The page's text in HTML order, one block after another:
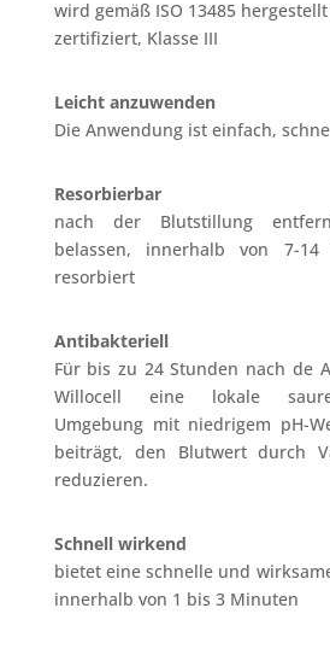
wird gemäß ISO 13485
zertifiziert, Klasse III
Leicht anzuwenden
Die Anwendung ist einfach,
Resorbierbar
nach der Blutstillung
belassen, innerhalb von 7-14
resorbiert
Antibakteriell
Für bis zu 24 Stunden nach de
Willocell eine lokale
Umgebung mit niedrigem pH-
beiträgt, den Blutwert durch
reduzieren.
Schnell wirkend
bietet eine schnelle und
innerhalb von 1 bis 3 Minuten